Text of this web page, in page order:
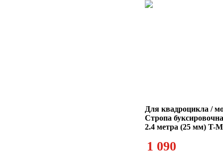
Для квадроцикла /
Стропа
2.4 метра (25 мм) T-
1 090